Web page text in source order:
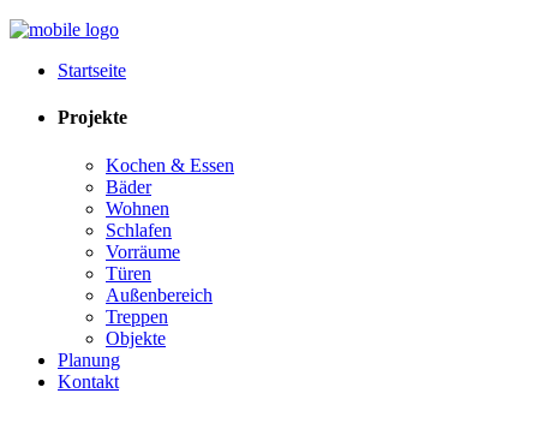
Startseite
Projekte
Kochen & Essen
Bäder
Wohnen
Schlafen
Vorräume
Türen
Außenbereich
Treppen
Objekte
Planung
Kontakt